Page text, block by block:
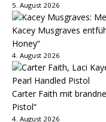
5. August 2026
Kacey Musgraves
Honey“
4. August 2026
Carter Faith mit
Pistol“
4. August 2026